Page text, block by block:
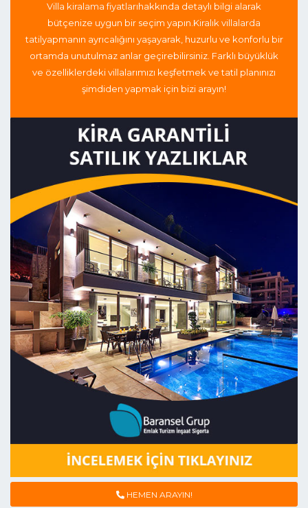
Villa kiralama fiyatlarıhakkında detaylı bilgi alarak
bütçenize uygun bir seçim yapın.Kiralık villalarda
tatilyapmanın ayrıcalığını yaşayarak, huzurlu ve konforlu bir
ortamda unutulmaz anlar geçirebilirsiniz. Farklı büyüklük
ve özelliklerdeki villalarımızı keşfetmek ve tatil planınızı
şimdiden yapmak için bizi arayın!
HEMEN ARAYIN!